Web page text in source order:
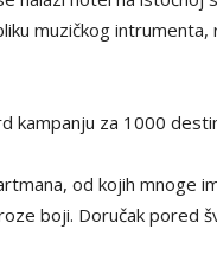
muzičkog
kampanju za 1000
od kojih mnoge
boji. Doručak pored